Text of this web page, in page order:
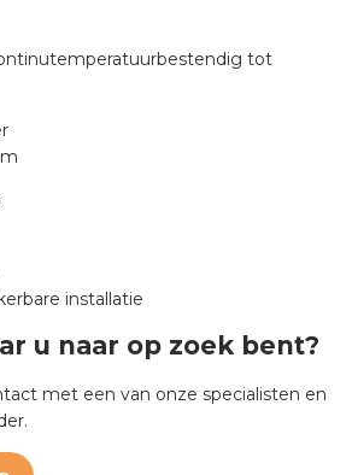
tot
installatie
u naar op zoek bent?
met een van onze specialisten en